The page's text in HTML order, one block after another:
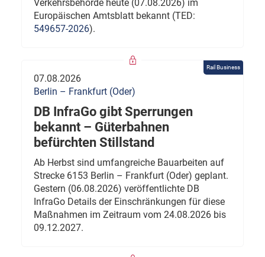
Verkehrsbehörde heute (07.08.2026) im
Europäischen Amtsblatt bekannt (TED:
549657-2026).
Rail Business
07.08.2026
Berlin – Frankfurt (Oder)
DB InfraGo gibt Sperrungen
bekannt – Güterbahnen
befürchten Stillstand
Ab Herbst sind umfangreiche Bauarbeiten auf
Strecke 6153 Berlin – Frankfurt (Oder) geplant.
Gestern (06.08.2026) veröffentlichte DB
InfraGo Details der Einschränkungen für diese
Maßnahmen im Zeitraum vom 24.08.2026 bis
09.12.2027.